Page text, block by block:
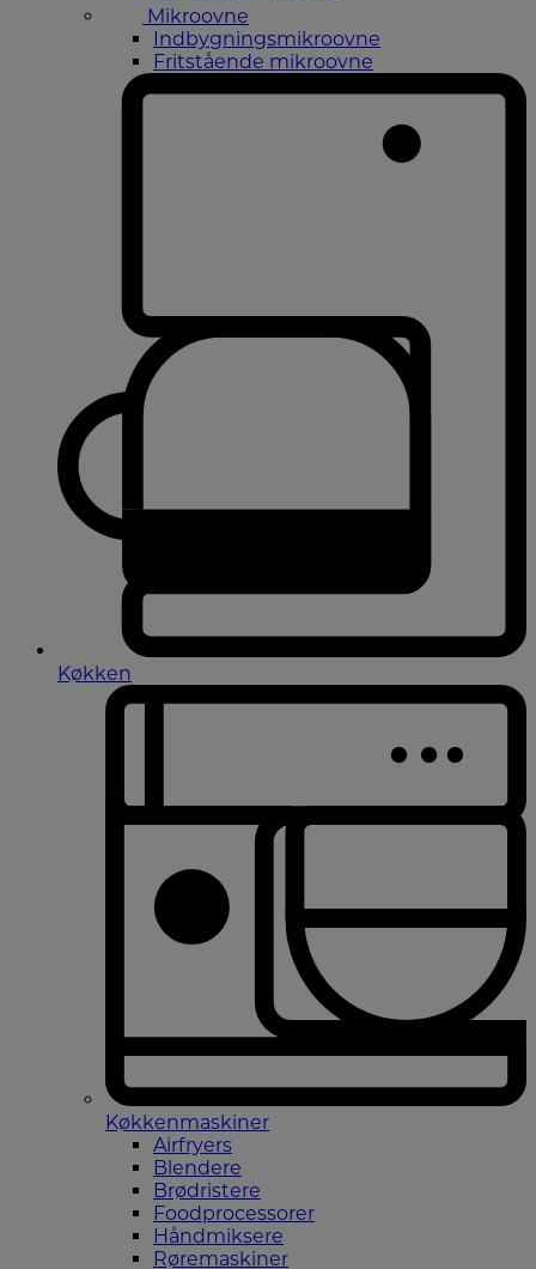
Mikroovne
Indbygningsmikroovne
Fritstående mikroovne
Køkken
Køkkenmaskiner
Airfryers
Blendere
Brødristere
Foodprocessorer
Håndmiksere
Røremaskiner